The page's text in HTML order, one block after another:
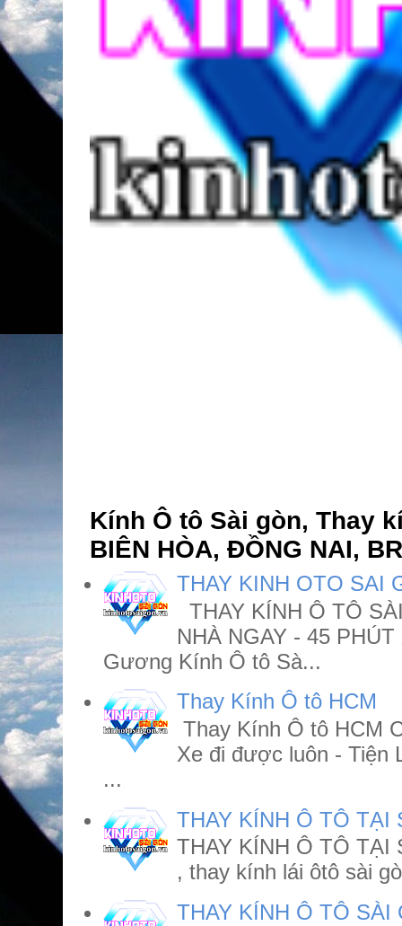
Kính Ô tô Sài gòn, Thay
BIÊN HÒA, ĐỒNG NAI,
THAY KINH OTO SAI
THAY KÍNH Ô TÔ
NHÀ NGAY - 45
Gương Kính Ô tô Sà...
Thay Kính Ô tô HCM
Thay Kính Ô tô HCM
Xe đi được luôn - Tiện
...
THAY KÍNH Ô TÔ TẠI
THAY KÍNH Ô TÔ TẠI
, thay kính lái ôtô sài
THAY KÍNH Ô TÔ SÀI